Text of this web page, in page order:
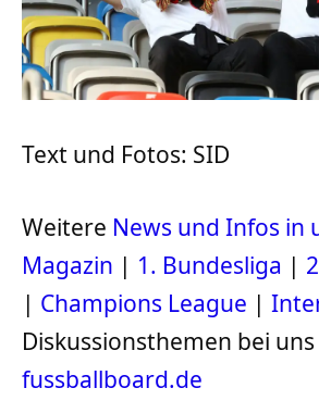
Text und Fotos: SID
Weitere News und Infos in
Magazin | 1. Bundesliga |
| Champions League |
Diskussionsthemen bei
fussballboard.de